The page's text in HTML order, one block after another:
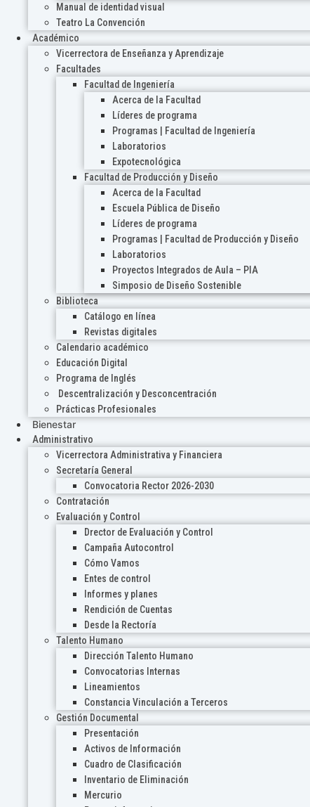
Manual de identidad visual
Teatro La Convención
Académico
Vicerrectora de Enseñanza y Aprendizaje
Facultades
Facultad de Ingeniería
Acerca de la Facultad
Líderes de programa
Programas | Facultad de Ingeniería
Laboratorios
Expotecnológica
Facultad de Producción y Diseño
Acerca de la Facultad
Escuela Pública de Diseño
Líderes de programa
Programas | Facultad de Producción y Diseño
Laboratorios
Proyectos Integrados de Aula – PIA
Simposio de Diseño Sostenible
Biblioteca
Catálogo en línea
Revistas digitales
Calendario académico
Educación Digital
Programa de Inglés
Descentralización y Desconcentración
Prácticas Profesionales
Bienestar
Administrativo
Vicerrectora Administrativa y Financiera
Secretaría General
Convocatoria Rector 2026-2030
Contratación
Evaluación y Control
Drector de Evaluación y Control
Campaña Autocontrol
Cómo Vamos
Entes de control
Informes y planes
Rendición de Cuentas
Desde la Rectoría
Talento Humano
Dirección Talento Humano
Convocatorias Internas
Lineamientos
Constancia Vinculación a Terceros
Gestión Documental
Presentación
Activos de Información
Cuadro de Clasificación
Inventario de Eliminación
Mercurio